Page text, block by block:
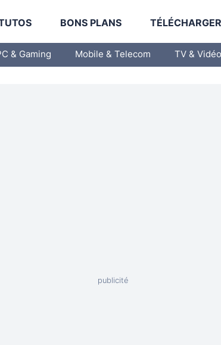
BONS PLANS
& Gaming Mobile & Telecom TV & Vidéo